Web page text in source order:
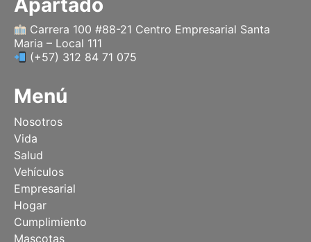
Apartadó
Carrera 100 #88-21 Centro Empresarial Santa
Maria – Local 111
(+57) 312 84 71 075
Menú
Nosotros
Vida
Salud
Vehículos
Empresarial
Hogar
Cumplimiento
Mascotas